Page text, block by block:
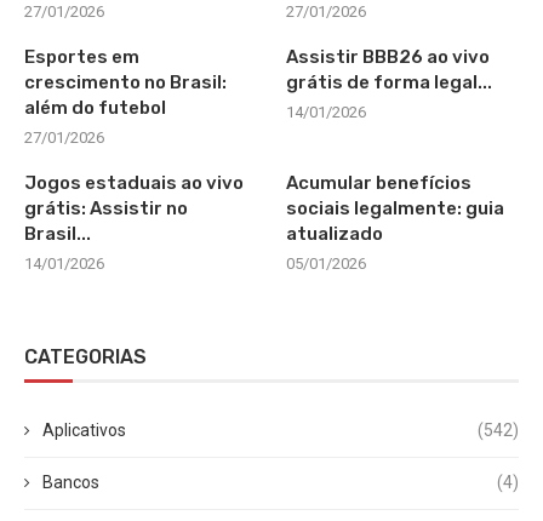
27/01/2026 27/01/2026
Esportes em
crescimento no Brasil:
além do futebol
27/01/2026
Assistir BBB26 ao vivo
grátis de forma legal...
14/01/2026
Jogos estaduais ao vivo
grátis: Assistir no
Brasil...
14/01/2026
Acumular benefícios
sociais legalmente: guia
atualizado
05/01/2026
CATEGORIAS
Aplicativos (542)
Bancos (4)